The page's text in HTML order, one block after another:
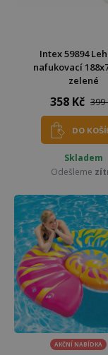
Intex 59894
nafukovací
zelené
358 Kč 399
DO
Skladem
Odešleme
AKČNÍ NABÍDKA